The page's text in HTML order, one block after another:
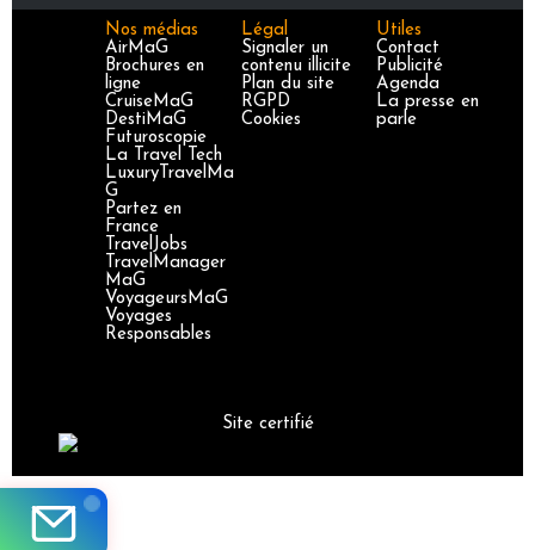
Nos médias
AirMaG
Brochures en
ligne
CruiseMaG
DestiMaG
Futuroscopie
La Travel Tech
LuxuryTravelMa
G
Partez en
France
TravelJobs
TravelManager
MaG
VoyageursMaG
Voyages
Responsables
Légal
Signaler un
contenu illicite
Plan du site
RGPD
Cookies
Utiles
Contact
Publicité
Agenda
La presse en
parle
Site certifié